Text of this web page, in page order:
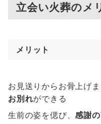
立会い火葬のメ
メリット
お見送りからお骨上げ
お別れができる
生前の姿を偲び、感謝